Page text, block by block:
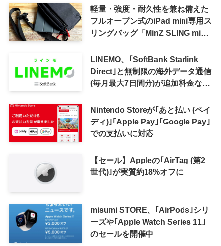
軽量・強度・耐久性を兼ね備えた
フルオープン式のiPad mini専用ス
リングバッグ「MinZ SLING mini
LINEMO、｢SoftBank Starlink
Direct｣と無制限の海外データ通信
(毎月最大7日間分)が追加料金なし
Nintendo Storeが｢あと払い (ペイ
ディ)｣｢Apple Pay｣｢Google Pay｣
での支払いに対応
【セール】Appleの｢AirTag (第2
世代)｣が実質約18%オフに
misumi STORE、｢AirPods｣シリ
ーズや｢Apple Watch Series 11｣
のセールを開催中